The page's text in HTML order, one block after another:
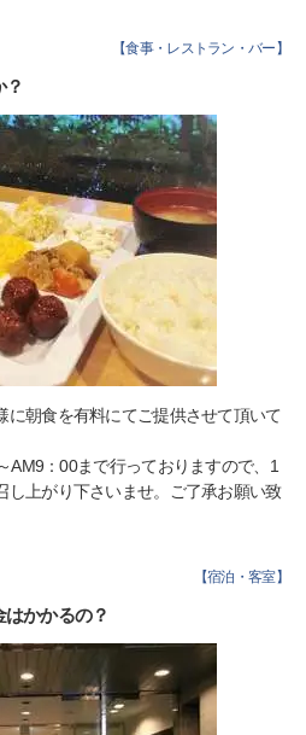
【食事・レストラン・バー 】
？
に朝食を有料にてご提供させて頂いて
AM9：00まで行っておりますので、1
し上がり下さいませ。ご了承お願い致
【宿泊・客室】
かかるの？